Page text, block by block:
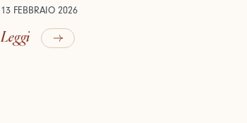
13 FEBBRAIO 2026
Leggi